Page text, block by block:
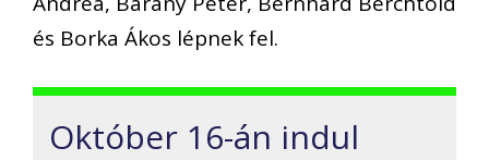
és Borka Ákos lépnek fel.
Október 16-án indul